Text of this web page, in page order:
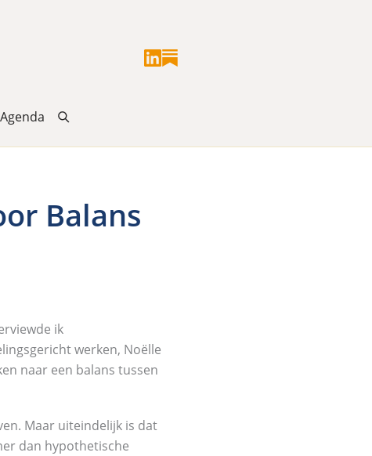
Agenda
Balans
ik
werken, Noëlle
naar een balans tussen
Maar uiteindelijk is dat
dan hypothetische